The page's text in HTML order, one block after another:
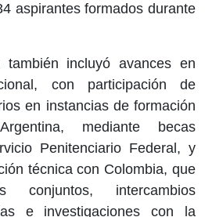
aspirantes formados durante
también incluyó avances en
con participación de
en instancias de formación
mediante becas
Penitenciario Federal, y
técnica con Colombia, que
conjuntos, intercambios
e investigaciones con la